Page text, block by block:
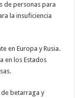
de personas para
la insuficiencia
en Europa y Rusia.
en los Estados
betarraga y